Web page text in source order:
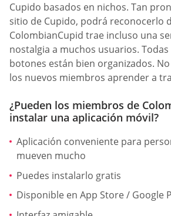
Cupido basados en nichos. Tan
sitio de Cupido, podrá reconocerlo
ColombianCupid trae incluso una
nostalgia a muchos usuarios.
botones están bien organizados.
los nuevos miembros aprender a
¿Pueden los miembros de
instalar una aplicación móvil?
Aplicación conveniente para
mueven mucho
Puedes instalarlo gratis
Disponible en App Store / Google